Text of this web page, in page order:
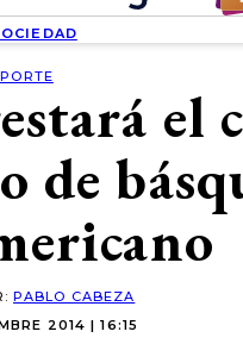
el
de
PABLO CABEZA
2014 | 16:15